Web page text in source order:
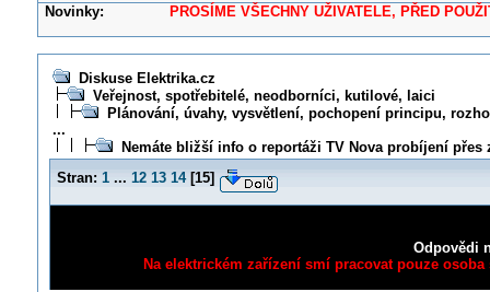
Novinky: PROSÍME VŠECHNY UŽIVATELE, PŘED
Diskuse Elektrika.cz
Veřejnost, spotřebitelé, neodborníci, kutilové, laici
Plánování, úvahy, vysvětlení, pochopení principu,
...
Nemáte bližší info o reportáži TV Nova probíjení přes
Stran: 1 ... 12 13 14[15]
Odpovědi
Na elektrickém zařízení smí pracovat pouze